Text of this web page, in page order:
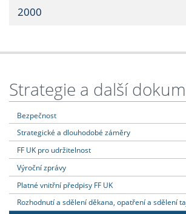
2000
Strategie a další
Bezpečnost
Strategické a dlouhodobé záměry
FF UK pro udržitelnost
Výroční zprávy
Platné vnitřní předpisy FF UK
Rozhodnutí a sdělení děkana, opatření a sdělení